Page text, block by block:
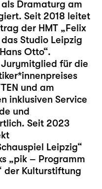
Dramaturg am
Seit 2018 leitet
der HMT „Felix
Studio Leipzig
Otto“.
für die
und am
inklusiven Service
und
Seit 2023
Leipzig“
„pik – Programm
der Kulturstiftung